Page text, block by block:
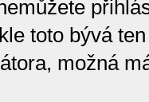
toto bývá
možná